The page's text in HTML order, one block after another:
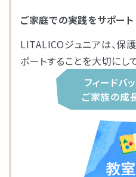
ご家庭での実践をサポート
LITALICOジュニアは、保
ポートすることを大切にし
フィードバ
ご家族の成